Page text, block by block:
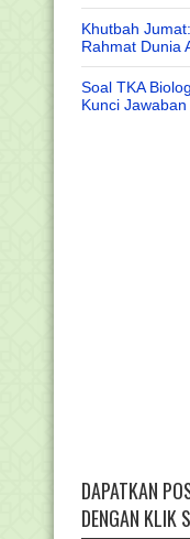
Khutbah
Rahmat Dunia
Soal TKA
Kunci Jawaban
DAPATKAN
DENGAN KLIK